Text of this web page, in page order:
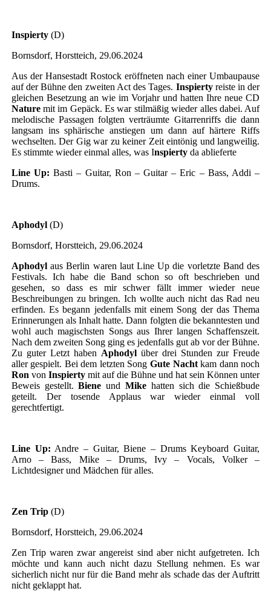
Inspierty(D)
Bornsdorf, Horstteich, 29.06.2024
Aus der Hansestadt Rostock eröffneten nach einer Umbaupause
auf der Bühne den zweiten Act des Tages. Inspiertyreiste in der
gleichen Besetzung an wie im Vorjahr und hatten Ihre neue CD
Naturemit im Gepäck. Es war stilmäßig wieder alles dabei. Auf
melodische Passagen folgten verträumte Gitarrenriffs die dann
langsam ins sphärische anstiegen um dann auf härtere Riffs
wechselten. Der Gig war zu keiner Zeit eintönig und langweilig.
Es stimmte wieder einmal alles, was Inspiertyda ablieferte
Line Up: Basti – Guitar, Ron – Guitar – Eric – Bass, Addi –
Drums.
Aphodyl(D)
Bornsdorf, Horstteich, 29.06.2024
Aphodylaus Berlin waren laut Line Up die vorletzte Band des
Festivals. Ich habe die Band schon so oft beschrieben und
gesehen, so dass es mir schwer fällt immer wieder neue
Beschreibungen zu bringen. Ich wollte auch nicht das Rad neu
erfinden. Es begann jedenfalls mit einem Song der das Thema
Erinnerungen als Inhalt hatte. Dann folgten die bekanntesten und
wohl auch magischsten Songs aus Ihrer langen Schaffenszeit.
Nach dem zweiten Song ging es jedenfalls gut ab vor der Bühne.
Zu guter Letzt haben Aphodylüber drei Stunden zur Freude
aller gespielt. Bei dem letzten SongGute Nachtkam dann noch
Ron von Inspiertymit auf die Bühne und hat sein Können unter
Beweis gestellt.BieneundMike hatten sich die Schießbude
geteilt. Der tosende Applaus war wieder einmal voll
gerechtfertigt.
Line Up: Andre – Guitar, Biene – Drums Keyboard Guitar,
Arno – Bass, Mike – Drums, Ivy – Vocals, Volker –
Lichtdesigner und Mädchen für alles.
Zen Trip (D)
Bornsdorf, Horstteich, 29.06.2024
Zen Trip waren zwar angereist sind aber nicht aufgetreten. Ich
möchte und kann auch nicht dazu Stellung nehmen. Es war
sicherlich nicht nur für die Band mehr als schade das der Auftritt
nicht geklappt hat.